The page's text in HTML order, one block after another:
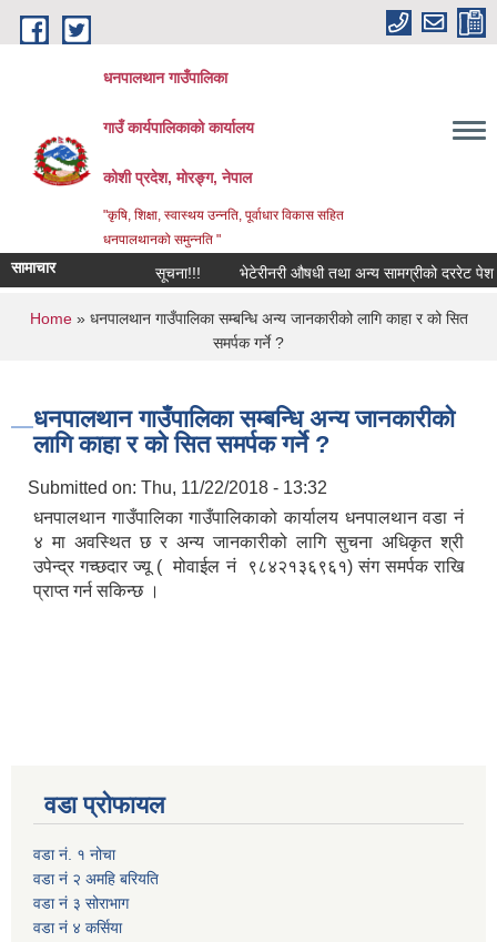
Skip to main content
धनपालथान गाउँपालिका
गाउँ कार्यपालिकाको कार्यालय
कोशी प्रदेश, मोरङ्ग, नेपाल
"कृषि, शिक्षा, स्वास्थय उन्नति, पूर्वाधार विकास सहित
धनपालथानको समुन्नति "
सामाचार सूचना!!! भेटेरीनरी औषधी तथा अन्य सामग्रीको दररेट
You are here
Home» धनपालथान गाउँपालिका सम्बन्धि अन्य जानकारीको लागि काहा र को सित
समर्पक गर्ने ?
धनपालथान गाउँपालिका सम्बन्धि अन्य जानकारीको
लागि काहा र को सित समर्पक गर्ने ?
Submitted on: Thu, 11/22/2018 - 13:32
धनपालथान गाउँपालिका गाउँपालिकाको कार्यालय धनपालथान वडा नं
४ मा अवस्थित छ र अन्य जानकारीको लागि सुचना अधिकृत श्री
उपेन्द्र गच्छदार ज्यू ( मोवाईल नं ९८४२१३६९६१) संग समर्पक राखि
प्राप्त गर्न सकिन्छ ।
वडा प्रोफायल
वडा नं. १ नोचा
वडा नं २ अमहि बरियति
वडा नं ३ सोराभाग
वडा नं ४ कर्सिया